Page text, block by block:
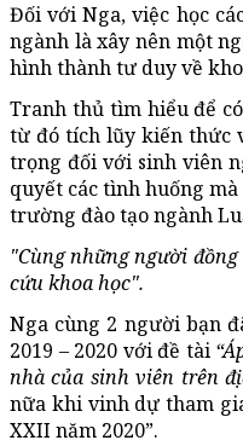
Đối với Nga, việc học
ngành là xây nên một
hình thành tư duy về
Tranh thủ tìm hiểu để
từ đó tích lũy kiến thức
trọng đối với sinh viên
quyết các tình huống
trường đào tạo ngành
"Cùng những người
cứu khoa học".
Nga cùng 2 người bạn
2019 – 2020 với đề tài
nhà của sinh viên trên
nữa khi vinh dự tham
XXII năm 2020”.